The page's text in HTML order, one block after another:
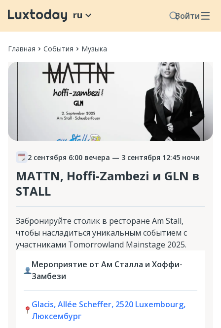
Войти
ru
Главная События Музыка
2 сентября 6:00 вечера — 3 сентября 12:45 ночи
MATTN, Hoffi-Zambezi и GLN в
STALL
Забронируйте столик в ресторане Am Stall,
чтобы насладиться уникальным событием с
участниками Tomorrowland Mainstage 2025.
Мероприятие от Ам Сталла и Хоффи-
Замбези
Glacis, Allée Scheffer, 2520 Luxembourg,
Люксембург